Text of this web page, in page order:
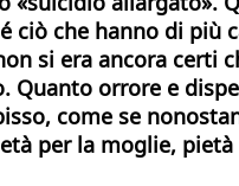
che hanno di più
si era ancora certi
Quanto orrore e
come se
per la moglie,